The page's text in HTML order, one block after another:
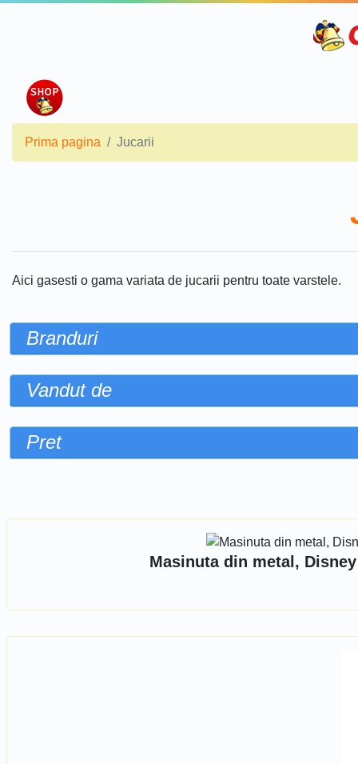
Prima pagina Jucarii
Aici gasesti o gama variata de jucarii pentru toate varstele.
Branduri
Vandut de
Pret
Masinuta din metal,